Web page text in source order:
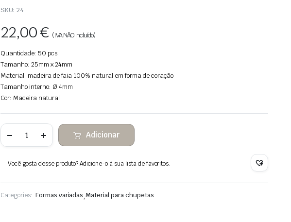
SKU: 24
22,00€ (IVA NÃO incluído)
Quantidade: 50 pcs
Tamanho: 25mm x 24mm
Material: madeira de faia 100% natural em forma de coração
Tamanho interno: Ø 4mm
Cor: Madeira natural
50
de
coração
madeira
de
Adicionar
Você gosta desse produto? Adicione-o à sua lista de favoritos.
Categories: Formas variadas,Material para chupetas